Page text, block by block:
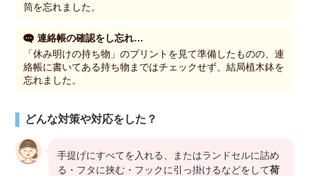
筒を忘れました。
連絡帳の確認をし忘れ…
「休み明けの持ち物」のプリントを見て準備したものの、連
絡帳に書いてある持ち物まではチェックせず、結局植木鉢を
忘れました。
どんな対策や対応をした？
手提げにすべてを入れる、またはランドセルに詰め
る・フタに挟む・フックに引っ掛けるなどをして荷